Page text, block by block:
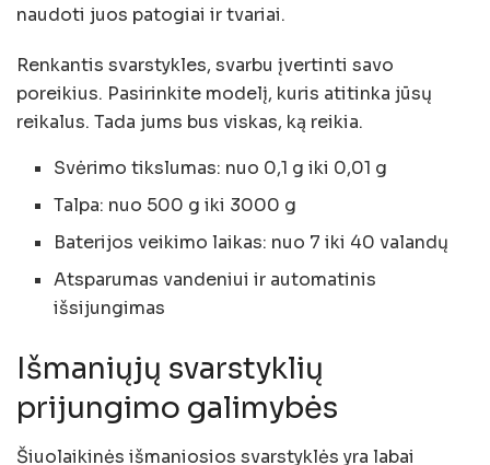
naudoti juos patogiai ir tvariai.
Renkantis svarstykles, svarbu įvertinti savo
poreikius. Pasirinkite modelį, kuris atitinka jūsų
reikalus. Tada jums bus viskas, ką reikia.
Svėrimo tikslumas: nuo 0,1 g iki 0,01 g
Talpa: nuo 500 g iki 3000 g
Baterijos veikimo laikas: nuo 7 iki 40 valandų
Atsparumas vandeniui ir automatinis
išsijungimas
Išmaniųjų svarstyklių
prijungimo galimybės
Šiuolaikinės išmaniosios svarstyklės yra labai